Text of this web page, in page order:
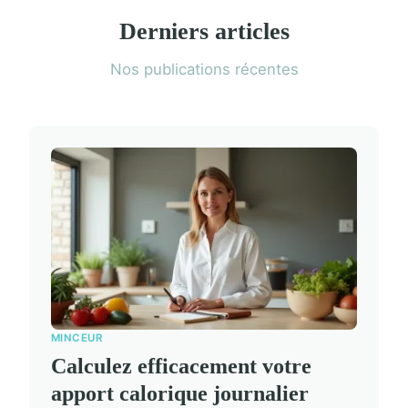
Derniers articles
Nos publications récentes
MINCEUR
Calculez efficacement votre
apport calorique journalier